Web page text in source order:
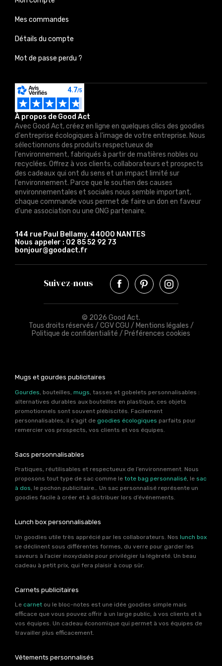
À propos de Good Act
Avec Good Act, créez en ligne en quelques clics des goodies
d'entreprise écologiques à l'image de votre entreprise. Nous
sélectionnons des produits respectueux de
l'environnement, fabriqués à partir de matières nobles ou
recyclées. Offrez à vos clients, collaborateurs et prospects
des cadeaux qui ont du sens et un impact limité sur
l'environnement. Parce que le soutien des causes
environnementales et sociales nous semble important,
chaque commande vous permet de faire un don en faveur
d'une association ou une ONG partenaire.
144 rue Paul Bellamy, 44000 NANTES
Nous appeler : 02 85 52 92 73
bonjour@goodact.fr
Mes commandes
Détails du compte
Mot de passe perdu ?
Suivez-nous
© 2026 Good Act.
Tous droits réservés / CGV CGU / Mentions légales /
Politique de confidentialité / Préférences cookies
Mugs et gourdes publicitaires
Gourdes, bouteilles, mugs, tasses et gobelets personnalisables :
alternatives durables aux bouteilles en plastique, ces objets
promotionnels sont souvent plébiscités. Facilement
personnalisables, il s’agit de goodies écologiques parfaits pour
remercier vos prospects, vos clients et vos équipes.
Sacs personnalisables
Pratiques, réutilisables et respectueux de l’environnement. Nous
proposons tout type de sac comme le tote bag personnalisé, le sac
à dos, le pochon publicitaire… Un sac personnalisé représente un
goodies facile à créer et à distribuer lors d’événements.
Lunch box personnalisables
Un goodies utile très apprécié par les collaborateurs. Nos lunch box
se déclinent sous différentes formes, du verre pour garder les
saveurs à l’acier inoxydable pour privilégier la légèreté. Un beau
cadeau à petit prix, qui fera plaisir à coup sûr.
Carnets publicitaires
Le carnet ou le bloc-notes est une idée goodies simple mais
efficace que vous pouvez offrir à un large public, à vos clients et à
vos équipes. Un cadeau économique qui permet à vos équipes de
travailler plus efficacement.
Vêtements personnalisés